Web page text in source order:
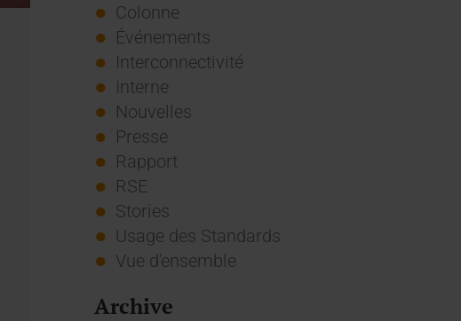
Colonne
Événements
Interconnectivité
Interne
Nouvelles
Presse
Rapport
RSE
Stories
Usage des Standards
Vue d'ensemble
Archive